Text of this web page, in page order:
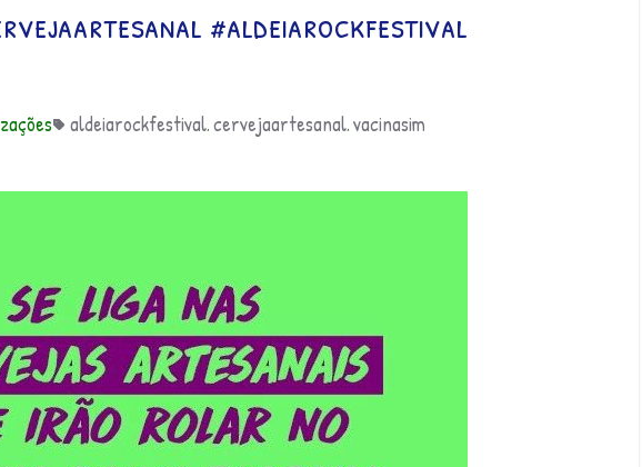
#aldeiarockfestival
aldeiarockfestival, cervejaartesanal, vacinasim